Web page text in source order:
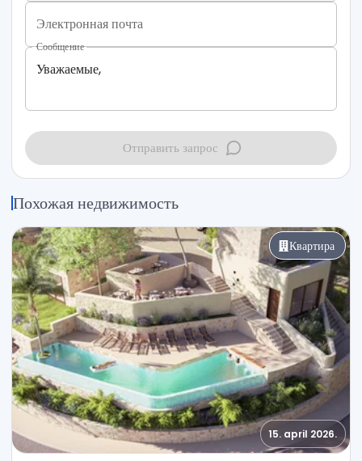
Электронная почта
Сообщение
Отправить запрос
Похожая недвижимость
Квартира
15. april 2026.